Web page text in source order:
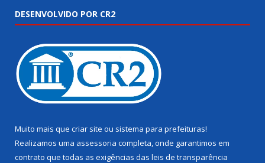
DESENVOLVIDO POR CR2
Muito mais que criar site ou sistema para prefeituras!
Realizamos uma assessoria completa, onde garantimos em
contrato que todas as exigências das leis de transparência